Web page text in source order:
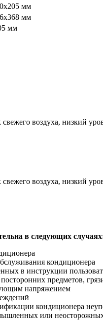
мм
мм
мм
воздуха, низкий
воздуха, низкий
в следующих
кондиционера
в инструкции
предметов,
напряжением
кондиционера
или